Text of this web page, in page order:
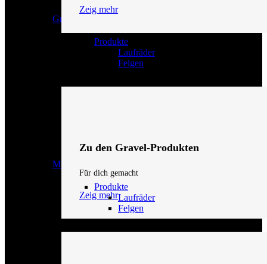
Zeig mehr
Gravel
Produkte
Laufräder
Felgen
Zu den Gravel-Produkten
Für dich gemacht
Zeig mehr
MTB
Produkte
Laufräder
Felgen